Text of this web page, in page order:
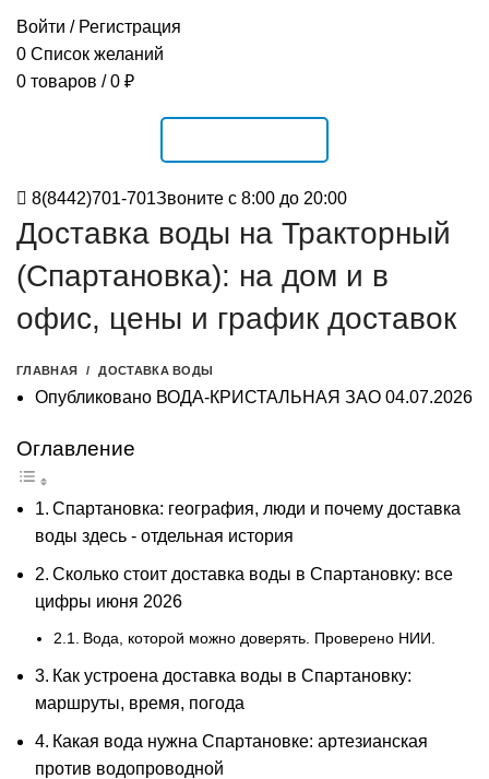
Войти / Регистрация
0 Список желаний
0 товаров / 0 ₽
8(8442)701-701Звоните с 8:00 до 20:00
Доставка воды на Тракторный
(Спартановка): на дом и в
офис, цены и график доставок
ГЛАВНАЯ ДОСТАВКА ВОДЫ
Опубликовано ВОДА-КРИСТАЛЬНАЯ ЗАО 04.07.2026
Оглавление
Спартановка: география, люди и почему доставка
воды здесь - отдельная история
Сколько стоит доставка воды в Спартановку: все
цифры июня 2026
Вода, которой можно доверять. Проверено НИИ.
Как устроена доставка воды в Спартановку:
маршруты, время, погода
Какая вода нужна Спартановке: артезианская
против водопроводной